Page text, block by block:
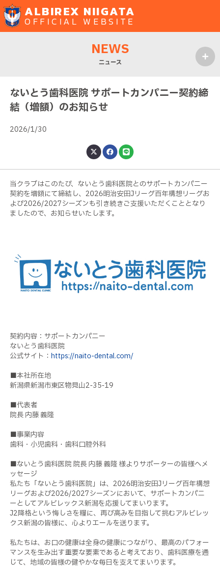
ALBIREX NIIGATA
OFFICIAL WEBSITE
NEWS
ニュース
ないとう歯科医院 サポートカンパニー契約締
結（増額）のお知らせ
2026/1/30
当クラブはこのたび、 ないとう歯科医院とのサポートカンパニー
契約を増額にて締結し、2026明治安田Jリーグ百年構想リーグお
よび2026/2027シーズンも引き続きご支援いただくこととなり
ましたので、お知らせいたします。
契約内容：サポートカンパニー
ないとう歯科医院
公式サイト： https://naito-dental.com/
■本社所在地
新潟県新潟市東区物見山2-35-19
■代表者
院長 内藤 義隆
■事業内容
歯科・小児歯科・歯科口腔外科
■ないとう歯科医院 院長 内藤 義隆 様よりサポーターの皆様へメ
ッセージ
私たち「ないとう歯科医院」は、2026明治安田Jリーグ百年構想
リーグおよび2026/2027シーズンにおいて、サポートカンパニ
ーとしてアルビレックス新潟を応援してまいります。
J2降格という悔しさを糧に、再び高みを目指して挑むアルビレッ
クス新潟の皆様に、心よりエールを送ります。
私たちは、お口の健康は全身の健康につながり、最高のパフォー
マンスを生み出す重要な要素であると考えており、歯科医療を通
じて、地域の皆様の健やかな毎日を支えてまいります。